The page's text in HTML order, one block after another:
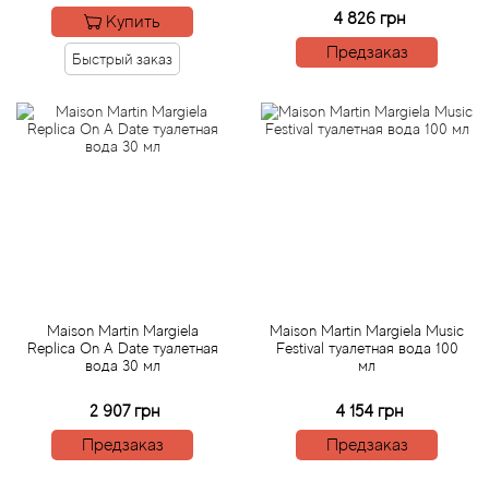
Купить
Быстрый заказ
4 826 грн
Предзаказ
Maison Martin Margiela
Replica On A Date туалетная
вода 30 мл
2 907 грн
Предзаказ
Maison Martin Margiela Music
Festival туалетная вода 100
мл
4 154 грн
Предзаказ
Alexander McQueen
Alexandre Barthet
Alexandre J
American Crew
Amouage
Amouroud